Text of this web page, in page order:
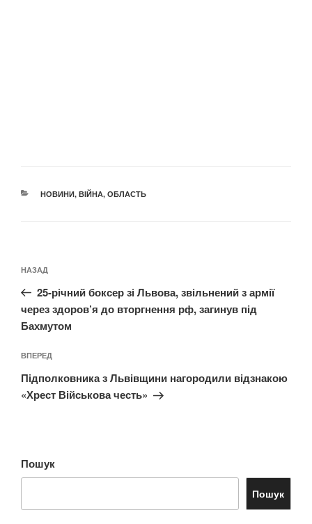
КАТЕГОРІЇ
НОВИНИ, ВІЙНА, ОБЛАСТЬ
записів
Попередній
запис:
НАЗАД
25-річний боксер зі Львова, звільнений з армії
через здоров’я до вторгнення рф, загинув під
Бахмутом
Наступний
запис
ВПЕРЕД
Підполковника з Львівщини нагородили відзнакою
«Хрест Військова честь»
Пошук
Пошук